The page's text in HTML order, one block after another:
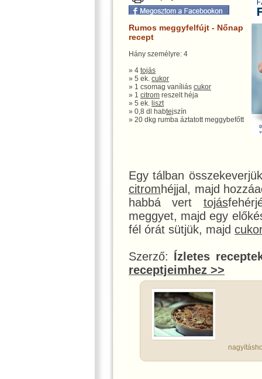
Rumos meggyfelfújt - Nőnap
recept
Hány személyre: 4
» 4 tojás
» 5 ek. cukor
» 1 csomag vaníliás cukor
» 1 citrom reszelt héja
» 5 ek. liszt
» 0,8 dl habtejszín
» 20 dkg rumba áztatott meggybefőtt
Egy tálban
citromhéjjal, majd
habbá vert tojás
meggyet, majd egy
fél órát sütjük, majd
Szerző: Ízletes
receptjeimhez >>